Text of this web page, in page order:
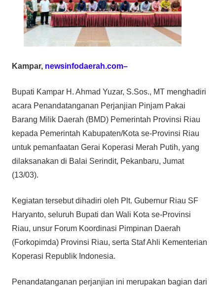
Kampar, newsinfodaerah.com–
Bupati Kampar H. Ahmad Yuzar, S.Sos., MT menghadiri
acara Penandatanganan Perjanjian Pinjam Pakai
Barang Milik Daerah (BMD) Pemerintah Provinsi Riau
kepada Pemerintah Kabupaten/Kota se-Provinsi Riau
untuk pemanfaatan Gerai Koperasi Merah Putih, yang
dilaksanakan di Balai Serindit, Pekanbaru, Jumat
(13/03).
Kegiatan tersebut dihadiri oleh Plt. Gubernur Riau SF
Haryanto, seluruh Bupati dan Wali Kota se-Provinsi
Riau, unsur Forum Koordinasi Pimpinan Daerah
(Forkopimda) Provinsi Riau, serta Staf Ahli Kementerian
Koperasi Republik Indonesia.
Penandatanganan perjanjian ini merupakan bagian dari